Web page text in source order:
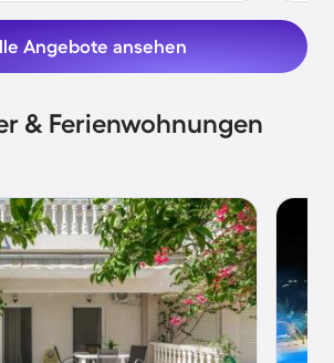
Angebote ansehen
& Ferienwohnungen